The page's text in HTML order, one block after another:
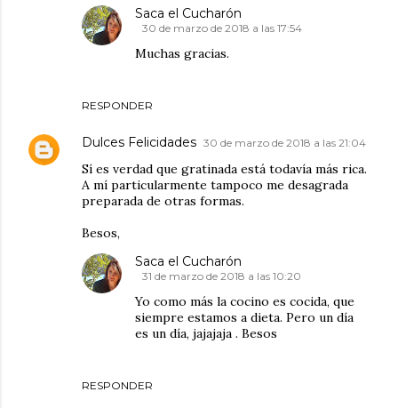
RESPONDER
Saca el Cucharón
30 de marzo de 2018 a las 17:54
Muchas gracias.
Dulces Felicidades 30 de marzo de 2018 a las 21:04
Sí es verdad que gratinada está todavía más rica.
A mí particularmente tampoco me desagrada
preparada de otras formas.
Besos,
RESPONDER
Saca el Cucharón
31 de marzo de 2018 a las 10:20
Yo como más la cocino es cocida, que
siempre estamos a dieta. Pero un día
es un día, jajajaja . Besos